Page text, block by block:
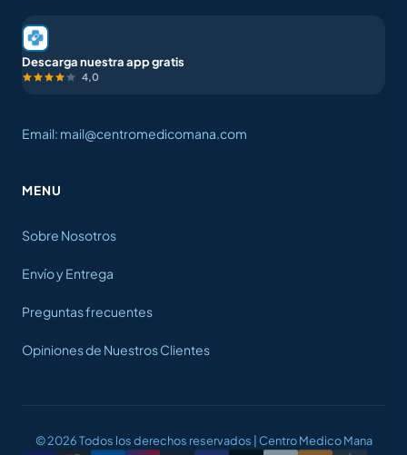
Descarga nuestra app gratis
4,0
Email: mail@centromedicomana.com
MENU
Sobre Nosotros
Envío y Entrega
Preguntas frecuentes
Opiniones de Nuestros Clientes
© 2026 Todos los derechos reservados | Centro Medico Mana